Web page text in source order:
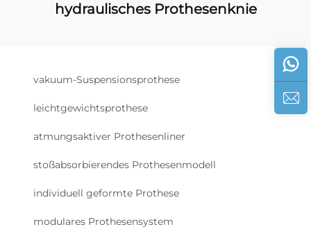
hydraulisches Prothesenknie
vakuum-Suspensionsprothese
leichtgewichtsprothese
atmungsaktiver Prothesenliner
stoßabsorbierendes Prothesenmodell
individuell geformte Prothese
modulares Prothesensystem